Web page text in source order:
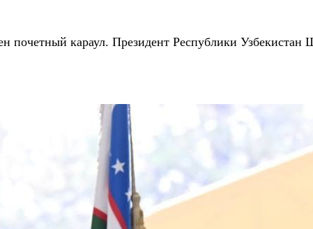
караул. Президент Республики Узбекистан